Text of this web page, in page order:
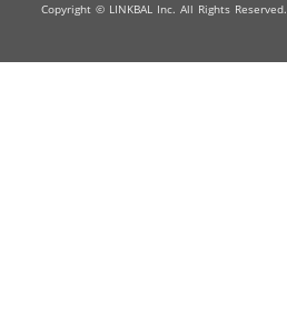
Copyright © LINKBAL Inc. All Rights Reserved.